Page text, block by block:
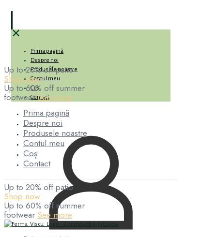
✕
Prima pagină
Despre noi
Produsele noastre
Contul meu
Coș
Contact
Up to 20% off patio
Shop now
Up to 60% off summer
footwearSee more
Prima pagină
Despre noi
Produsele noastre
Contul meu
Coș
Contact
Up to 20% off patio
Shop now
Up to 60% off summer
footwear See more